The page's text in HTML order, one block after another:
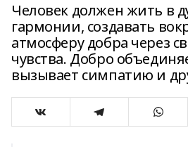
Человек должен жить в
гармонии, создавать
атмосферу добра через
чувства. Добро
вызывает симпатию и